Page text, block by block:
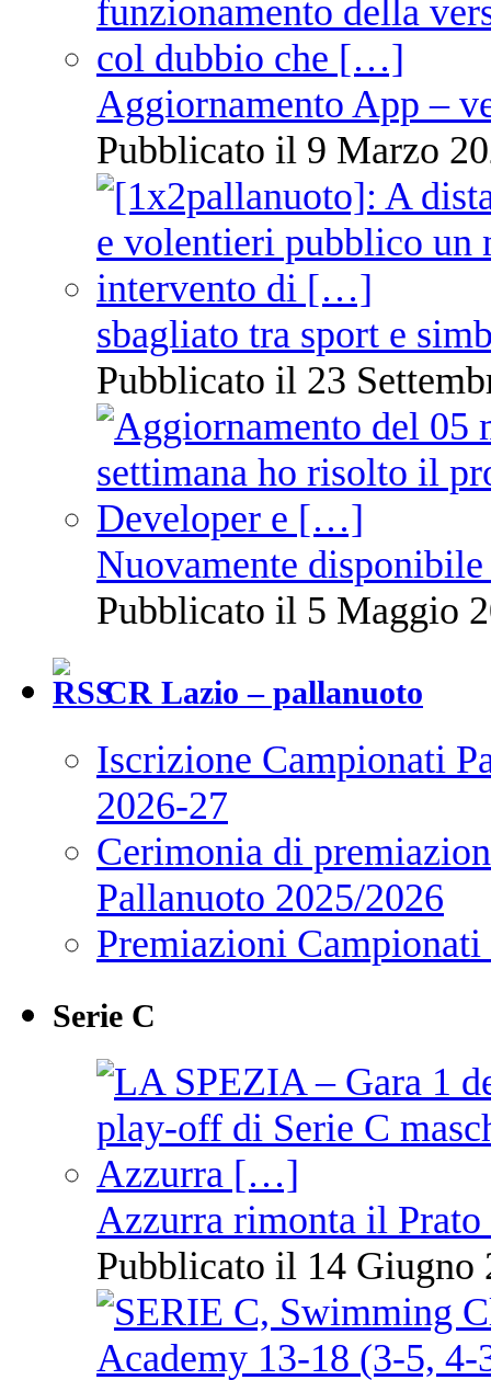
Aggiornamento App –
Pubblicato il 9 Marzo
sbagliato tra sport e
Pubblicato il 23
Nuovamente
Pubblicato il 5 Maggio
CR Lazio – pallanuoto
Iscrizione Campionati
2026-27
Cerimonia di
Pallanuoto 2025/2026
Premiazioni
Serie C
Azzurra rimonta il Prato
Pubblicato il 14 Giugno